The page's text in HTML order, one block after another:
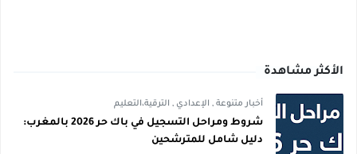
الأكثر مشاهدة
أخبار متنوعة , الإعدادي , الترقية،التعليم
شروط ومراحل التسجيل في باك حر 2026 بالمغرب:
دليل شامل للمترشحين